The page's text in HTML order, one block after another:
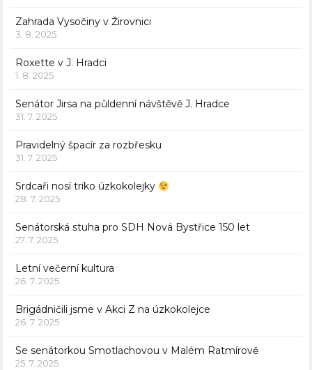
Zahrada Vysočiny v Žirovnici
3. 8. 2025
Roxette v J. Hradci
1. 8. 2025
Senátor Jirsa na půldenní návštěvě J. Hradce
31. 7. 2025
Pravidelný špacír za rozbřesku
31. 7. 2025
Srdcaři nosí triko úzkokolejky
28. 7. 2025
Senátorská stuha pro SDH Nová Bystřice 150 let
27. 7. 2025
Letní večerní kultura
26. 7. 2025
Brigádničili jsme v Akci Z na úzkokolejce
26. 7. 2025
Se senátorkou Smotlachovou v Malém Ratmírově
25. 7. 2025